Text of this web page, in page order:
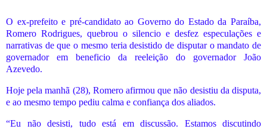
O ex-prefeito e pré-candidato ao Governo do Estado da Paraíba,
Romero Rodrigues, quebrou o silencio e desfez especulações e
narrativas de que o mesmo teria desistido de disputar o mandato de
governador em beneficio da reeleição do governador João
Azevedo.
Hoje pela manhã (28), Romero afirmou que não desistiu da disputa,
e ao mesmo tempo pediu calma e confiança dos aliados.
“Eu não desisti, tudo está em discussão. Estamos discutindo